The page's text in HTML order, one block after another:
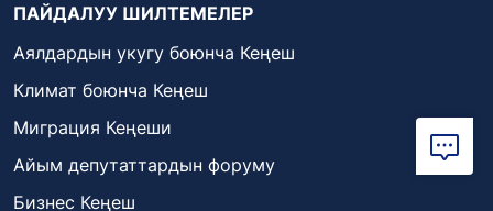
ПАЙДАЛУУ ШИЛТЕМЕЛЕР
Аялдардын укугу боюнча Кеңеш
Климат боюнча Кеңеш
Миграция Кеңеши
Айым депутаттардын форуму
Бизнес Кеңеш